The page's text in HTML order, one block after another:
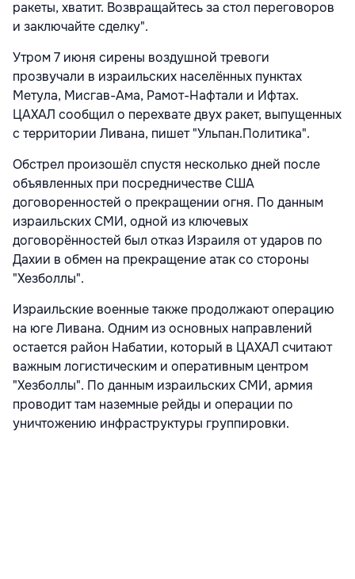
ракеты, хватит. Возвращайтесь за стол переговоров
и заключайте сделку".
Утром 7 июня сирены воздушной тревоги
прозвучали в израильских населённых пунктах
Метула, Мисгав-Ама, Рамот-Нафтали и Ифтах.
ЦАХАЛ сообщил о перехвате двух ракет, выпущенных
с территории Ливана, пишет "Ульпан.Политика".
Обстрел произошёл спустя несколько дней после
объявленных при посредничестве США
договоренностей о прекращении огня. По данным
израильских СМИ, одной из ключевых
договорённостей был отказ Израиля от ударов по
Дахии в обмен на прекращение атак со стороны
"Хезболлы".
Израильские военные также продолжают операцию
на юге Ливана. Одним из основных направлений
остается район Набатии, который в ЦАХАЛ считают
важным логистическим и оперативным центром
"Хезболлы". По данным израильских СМИ, армия
проводит там наземные рейды и операции по
уничтожению инфраструктуры группировки.